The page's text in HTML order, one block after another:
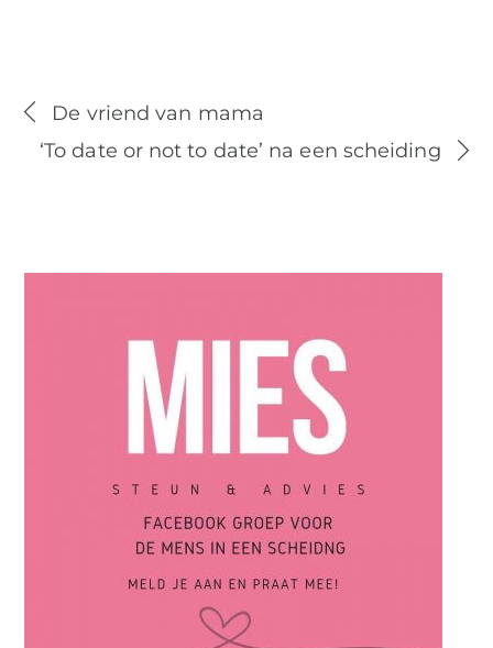
De vriend van mama
‘To date or not to date’ na een scheiding